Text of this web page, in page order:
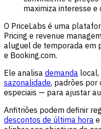
maximiza interesse e
O PriceLabs é uma
Pricing e revenue
aluguel de temporada em
e Booking.com.
Ele analisa demanda local,
sazonalidade, padrões por
especiais — para ajustar
Anfitriões podem definir
descontos de última hora